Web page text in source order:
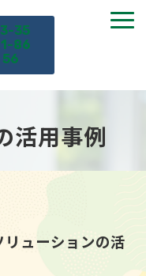
35
86
56
活用事例
リューションの活